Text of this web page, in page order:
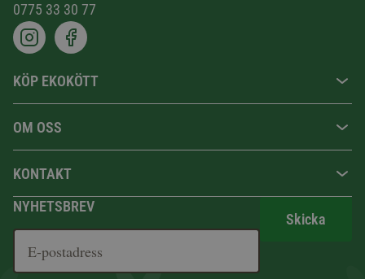
0775 33 30 77
KÖP EKOKÖTT
OM OSS
KONTAKT
NYHETSBREV
Skicka